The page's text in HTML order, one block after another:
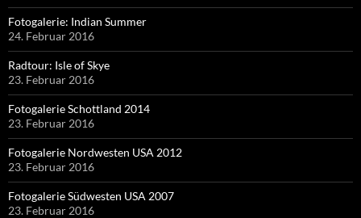
Fotogalerie: Indian Summer
24. Februar 2016
Radtour: Isle of Skye
23. Februar 2016
Fotogalerie Schottland 2014
23. Februar 2016
Fotogalerie Nordwesten USA 2012
23. Februar 2016
Fotogalerie Südwesten USA 2007
23. Februar 2016